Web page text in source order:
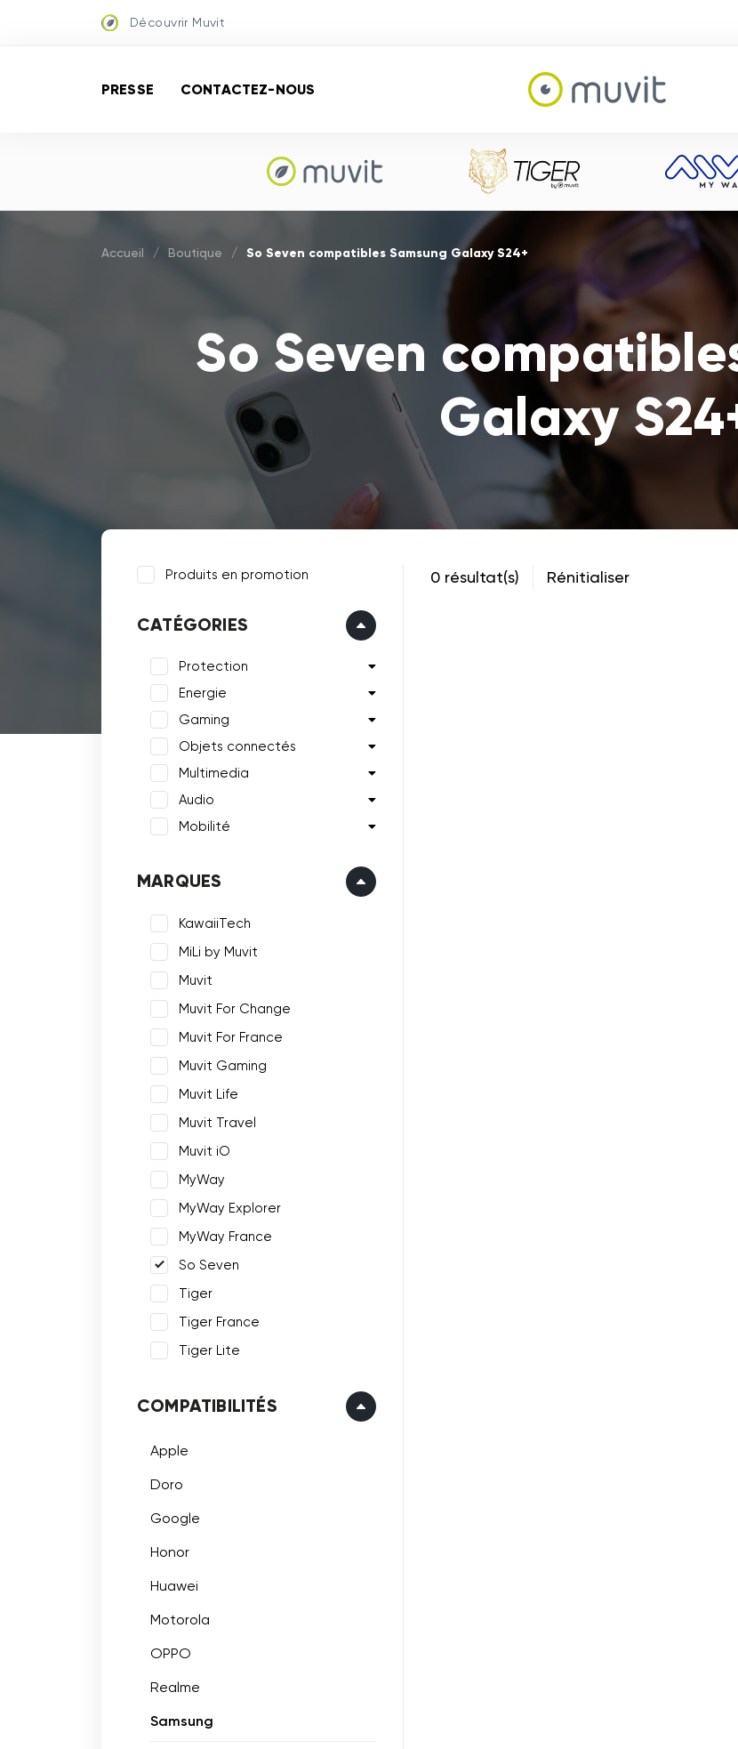
Découvrir Muvit
PRESSE CONTACTEZ-NOUS
Accueil / Boutique / So Seven compatibles Samsung Galaxy S24+
So Seven
Galaxy
Produits en promotion
CATÉGORIES
Protection
Energie
Gaming
Objets connectés
Multimedia
Audio
Mobilité
MARQUES
KawaiiTech
MiLi by Muvit
Muvit
Muvit For Change
Muvit For France
Muvit Gaming
Muvit Life
Muvit Travel
Muvit iO
MyWay
MyWay Explorer
MyWay France
So Seven
Tiger
Tiger France
Tiger Lite
COMPATIBILITÉS
Apple
Doro
Google
Honor
Huawei
Motorola
OPPO
Realme
Samsung
0 résultat(s) Rénitialiser